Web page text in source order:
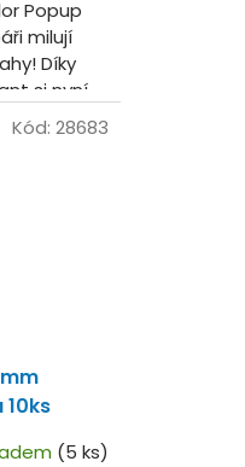
Popup
milují
Díky
si nyní
(5 ks)
Kód: 28683